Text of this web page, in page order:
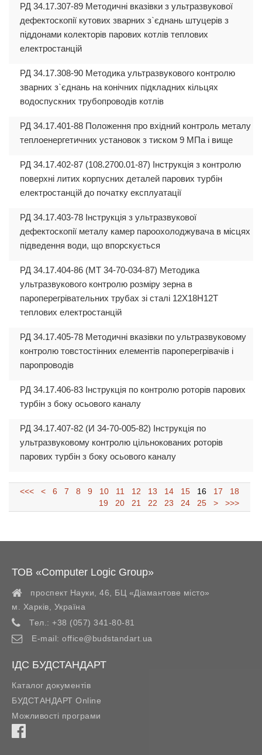
РД 34.17.307-89 Методичні вказівки з ультразвукової
дефектоскопії кутових зварних з`єднань штуцерів з
піддонами колекторів парових котлів теплових
електростанцій
РД 34.17.308-90 Методика ультразвукового контролю
зварних з`єднань на конічних підкладних кільцях
водоспускних трубопроводів котлів
РД 34.17.401-88 Положення про вхідний контроль металу
теплоенергетичних установок з тиском 9 МПа і вище
РД 34.17.402-87 (108.2700.01-87) Інструкція з контролю
поверхні литих корпусних деталей парових турбін
електростанцій до початку експлуатації
РД 34.17.403-78 Інструкція з ультразвукової
дефектоскопії металу камер пароохолоджувача в місцях
підведення води, що впорскується
РД 34.17.404-86 (МТ 34-70-034-87) Методика
ультразвукового контролю розміру зерна в
пароперегрівательних трубах зі сталі 12Х18Н12Т
теплових електростанцій
РД 34.17.405-78 Методичні вказівки по ультразвуковому
контролю товстостінних елементів пароперегрівачів і
паропроводів
РД 34.17.406-83 Інструкція по контролю роторів парових
турбін з боку осьового каналу
РД 34.17.407-82 (И 34-70-005-82) Інструкція по
ультразвуковому контролю цільнокованих роторів
парових турбін з боку осьового каналу
<<< < 6 7 8 9 10 11 12 13 14 15 16 17
18
19
20 21 22 23 24 25 > >>>
ТОВ «Computer Logic Group»
проспект Науки, 46, БЦ «Діамантове місто»
м. Харків
Україна
Тел.: +38 (057) 341-80-81
E-mail: office@budstandart.ua
ІДС БУДСТАНДАРТ
Каталог документів
БУДСТАНДАРТ Online
Можливості програми